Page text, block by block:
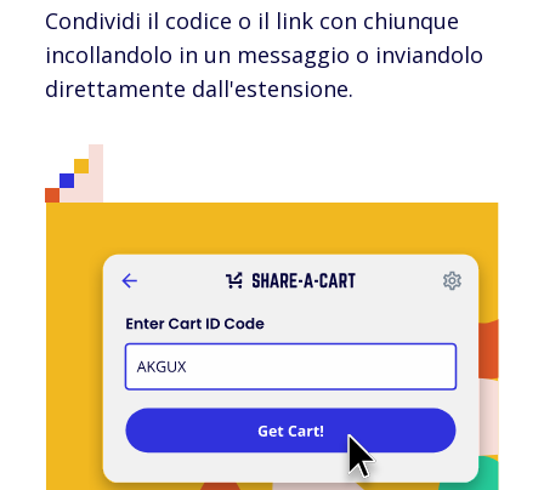
Condividi il codice o il link con chiunque
incollandolo in un messaggio o inviandolo
direttamente dall'estensione.